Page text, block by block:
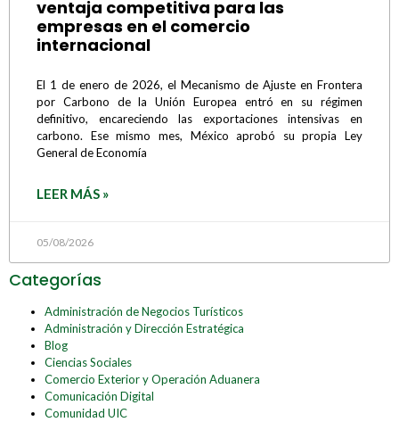
ventaja competitiva para las
empresas en el comercio
internacional
El 1 de enero de 2026, el Mecanismo de Ajuste en Frontera
por Carbono de la Unión Europea entró en su régimen
definitivo, encareciendo las exportaciones intensivas en
carbono. Ese mismo mes, México aprobó su propia Ley
General de Economía
LEER MÁS »
05/08/2026
Categorías
Administración de Negocios Turísticos
Administración y Dirección Estratégica
Blog
Ciencias Sociales
Comercio Exterior y Operación Aduanera
Comunicación Digital
Comunidad UIC